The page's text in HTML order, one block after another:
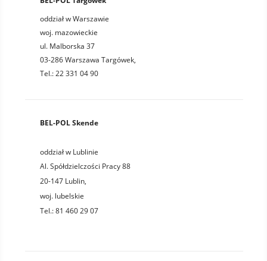
oddział w Warszawie
woj. mazowieckie
ul. Malborska 37
03-286 Warszawa Targówek,
Tel.: 22 331 04 90
BEL-POL Skende
oddział w Lublinie
Al. Spółdzielczości Pracy 88
20-147 Lublin,
woj. lubelskie
Tel.:81 460 29 07